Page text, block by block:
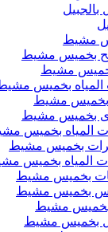
مشيط
مشيط
بخميس مشيط
مشيط
مشيط
بخميس مشيط
بخميس مشيط
بخميس مشيط
بخميس مشيط
بخميس مشيط
مشيط
مشيط